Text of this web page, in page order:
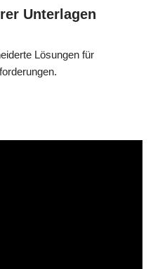
Unterlagen
Lösungen für